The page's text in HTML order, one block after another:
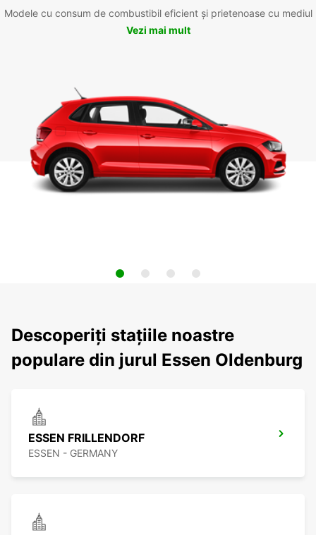
Modele cu consum de combustibil eficient și prietenoase cu mediul
Vezi mai mult
Descoperiți stațiile noastre
populare din jurul Essen Oldenburg
ESSEN FRILLENDORF
ESSEN - GERMANY